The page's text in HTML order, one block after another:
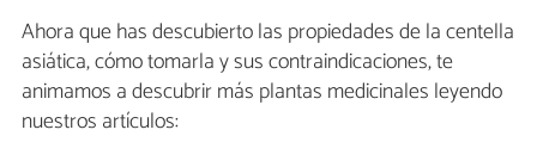
Ahora que has descubierto las propiedades de la centella
asiática, cómo tomarla y sus contraindicaciones, te
animamos a descubrir más plantas medicinales leyendo
nuestros artículos: